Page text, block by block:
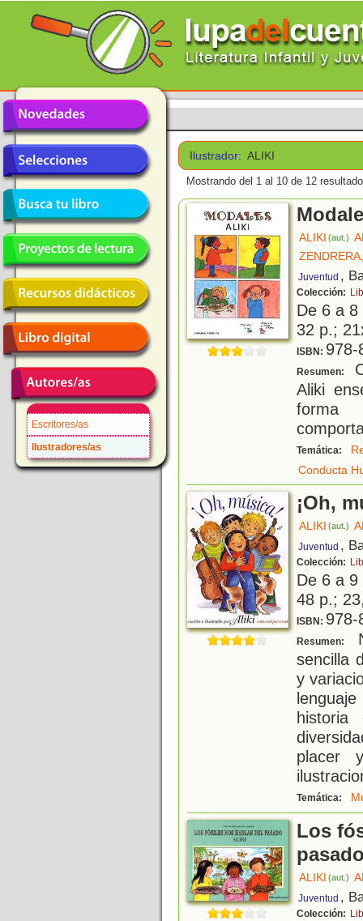
Escritores/as
Ilustradores/as
Ilustrador: ALIKI
Mostrando del 1 al 10 de 12
ALIKI (aut.)
Juventud ,
Colección:
De 6 a
32 p.;
ISBN: 978-
Resumen:
Aliki
forma
Temática:
Conducta
¡Oh,
ALIKI (aut.)
Juventud ,
Colección:
De 6 a
48 p.;
ISBN: 978-
Resumen:
sencilla
y
placer
Temática:
Los
ALIKI (aut.)
Juventud ,
Colección: